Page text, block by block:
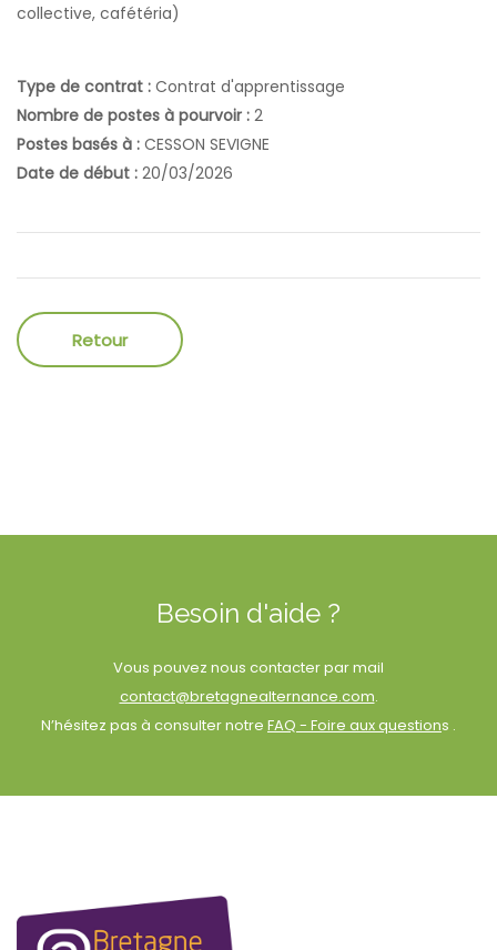
collective, cafétéria)
Type de contrat : Contrat d'apprentissage
Nombre de postes à pourvoir : 2
Postes basés à : CESSON SEVIGNE
Date de début : 20/03/2026
Besoin d'aide ?
Vous pouvez nous contacter par mail
contact@bretagnealternance.com.
N’hésitez pas à consulter notre FAQ - Foire aux questions .